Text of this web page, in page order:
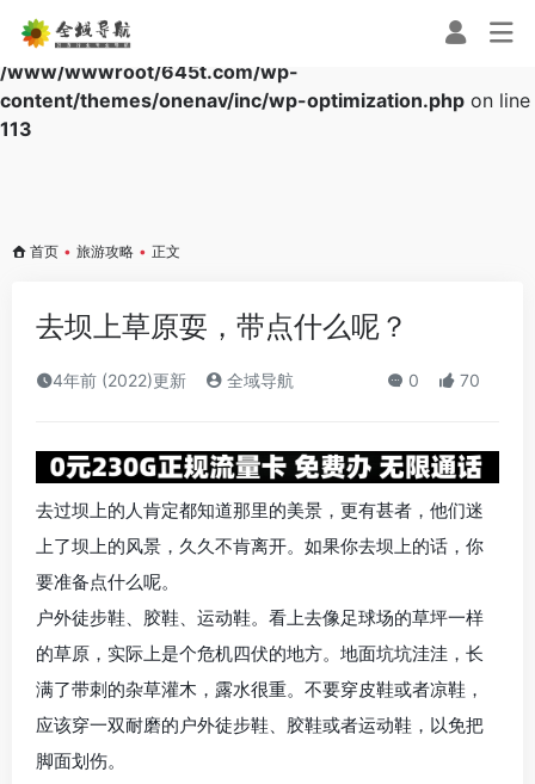
Warning: Array to string conversion in
/www/wwwroot/645t.com/wp-
content/themes/onenav/inc/wp-optimization.php on line
113
首页 • 旅游攻略 • 正文
去坝上草原耍，带点什么呢？
4年前 (2022)更新 全域导航 0 70
去过坝上的人肯定都知道那里的美景，更有甚者，他们迷
上了坝上的风景，久久不肯离开。如果你去坝上的话，你
要准备点什么呢。
户外徒步鞋、胶鞋、运动鞋。看上去像足球场的草坪一样
的草原，实际上是个危机四伏的地方。地面坑坑洼洼，长
满了带刺的杂草灌木，露水很重。不要穿皮鞋或者凉鞋，
应该穿一双耐磨的户外徒步鞋、胶鞋或者运动鞋，以免把
脚面划伤。